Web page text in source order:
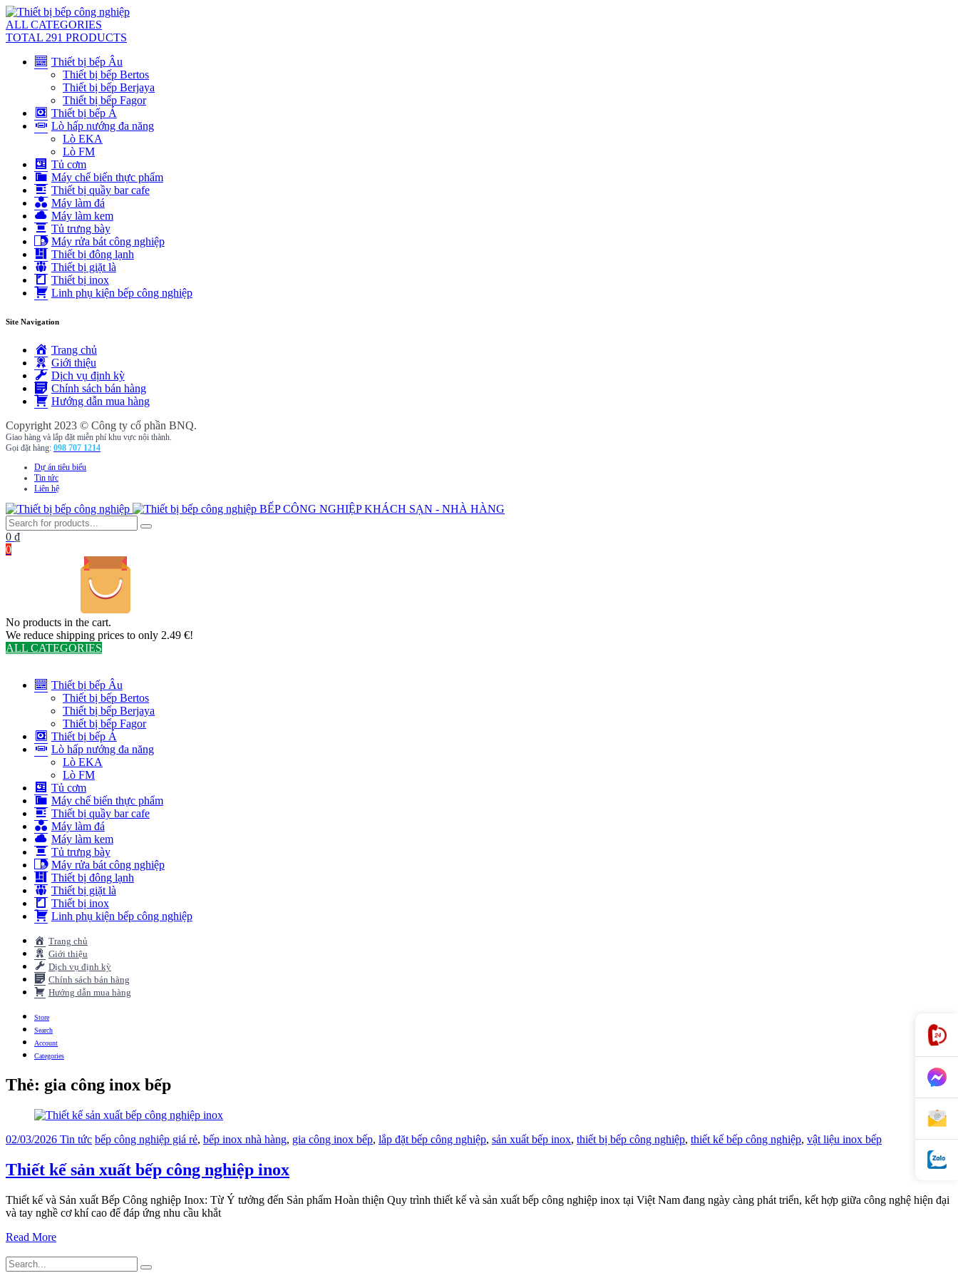
ALL CATEGORIES
TOTAL 291 PRODUCTS
Thiết bị bếp Âu
Thiết bị bếp Bertos
Thiết bị bếp Berjaya
Thiết bị bếp Fagor
Thiết bị bếp Á
Lò hấp nướng đa năng
Lò EKA
Lò FM
Tủ cơm
Máy chế biến thực phẩm
Thiết bị quầy bar cafe
Máy làm đá
Máy làm kem
Tủ trưng bày
Máy rửa bát công nghiệp
Thiết bị đông lạnh
Thiết bị giặt là
Thiết bị inox
Linh phụ kiện bếp công nghiệp
Site Navigation
Trang chủ
Giới thiệu
Dịch vụ định kỳ
Chính sách bán hàng
Hướng dẫn mua hàng
Copyright 2023 © Công ty cổ phần BNQ.
Giao hàng và lắp đặt miễn phí khu vực nội thành.
Gọi đặt hàng: 098 707 1214
Dự án tiêu biểu
Tin tức
Liên hệ
BẾP CÔNG NGHIỆP KHÁCH SẠN - NHÀ HÀNG
0 ₫
0
No products in the cart.
We reduce shipping prices to only 2.49 €!
ALL CATEGORIES
Thiết bị bếp Âu
Thiết bị bếp Bertos
Thiết bị bếp Berjaya
Thiết bị bếp Fagor
Thiết bị bếp Á
Lò hấp nướng đa năng
Lò EKA
Lò FM
Tủ cơm
Máy chế biến thực phẩm
Thiết bị quầy bar cafe
Máy làm đá
Máy làm kem
Tủ trưng bày
Máy rửa bát công nghiệp
Thiết bị đông lạnh
Thiết bị giặt là
Thiết bị inox
Linh phụ kiện bếp công nghiệp
Trang chủ
Giới thiệu
Dịch vụ định kỳ
Chính sách bán hàng
Hướng dẫn mua hàng
Store
Search
Account
Categories
Thẻ: gia công inox bếp
02/03/2026 Tin tức bếp công nghiệp giá rẻ, bếp inox nhà hàng, gia công inox bếp, lắp đặt bếp công nghiệp, sản xuất bếp inox, thiết bị bếp công nghiệp, thiết kế bếp công nghiệp, vật liệu inox bếp
Thiết kế sản xuất bếp công nghiệp inox
Thiết kế và Sản xuất Bếp Công nghiệp Inox: Từ Ý tưởng đến Sản phẩm Hoàn thiện Quy trình thiết kế và sản xuất bếp công nghiệp inox tại Việt Nam đang ngày càng phát triển, kết hợp giữa công nghệ hiện đại
và tay nghề cơ khí cao để đáp ứng nhu cầu khắt
Read More